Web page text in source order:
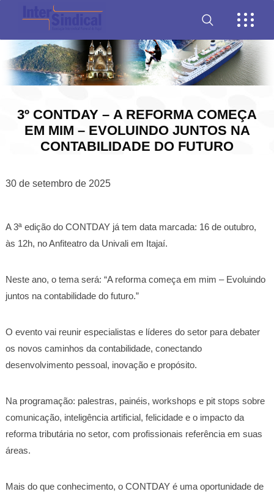
3º CONTDAY – A REFORMA COMEÇA
EM MIM – EVOLUINDO JUNTOS NA
CONTABILIDADE DO FUTURO
30 de setembro de 2025
A 3ª edição do CONTDAY já tem data marcada: 16 de outubro,
às 12h, no Anfiteatro da Univali em Itajaí.
Neste ano, o tema será: “A reforma começa em mim – Evoluindo
juntos na contabilidade do futuro.”
O evento vai reunir especialistas e líderes do setor para debater
os novos caminhos da contabilidade, conectando
desenvolvimento pessoal, inovação e propósito.
Na programação: palestras, painéis, workshops e pit stops sobre
comunicação, inteligência artificial, felicidade e o impacto da
reforma tributária no setor, com profissionais referência em suas
áreas.
Mais do que conhecimento, o CONTDAY é uma oportunidade de